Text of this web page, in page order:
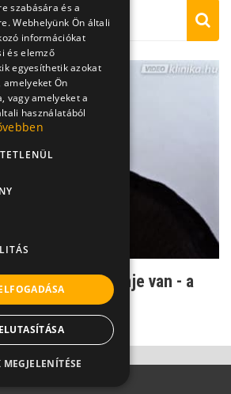
hogy migrénje van - a
szabására és a
Webhelyünk Ön általi
információkat
és elemző
egyesíthetik azokat
Ön
vagy amelyeket a
használatából
MEGJELENÍTÉSE